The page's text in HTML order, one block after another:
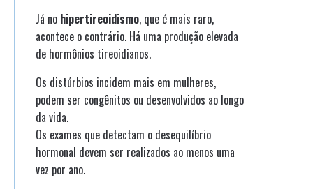
Já no hipertireoidismo, que é mais raro,
acontece o contrário. Há uma produção elevada
de hormônios tireoidianos.
Os distúrbios incidem mais em mulheres,
podem ser congênitos ou desenvolvidos ao longo
da vida.
Os exames que detectam o desequilíbrio
hormonal devem ser realizados ao menos uma
vez por ano.